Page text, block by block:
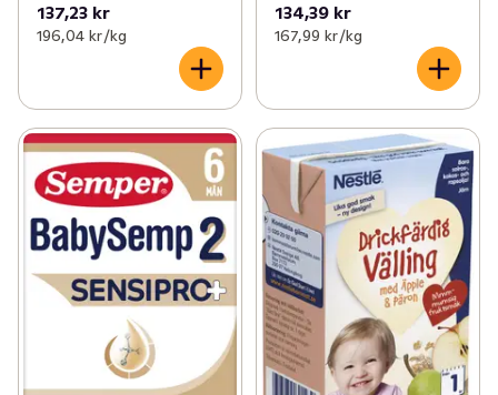
137,23 kr
196,04 kr /kg
134,39 kr
167,99 kr /kg